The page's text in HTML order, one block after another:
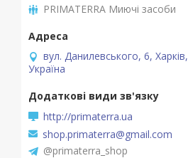
PRIMATERRA Миючі засоби
вул. Данилевського, 6, Харків,
Україна
http://primaterra.ua
shop.primaterra@gmail.com
@primaterra_shop